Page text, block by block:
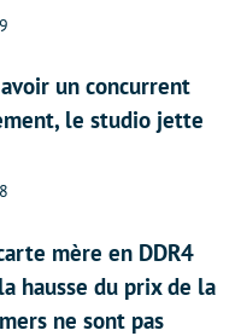
un concurrent
le studio jette
mère en DDR4
hausse du prix de la
ne sont pas